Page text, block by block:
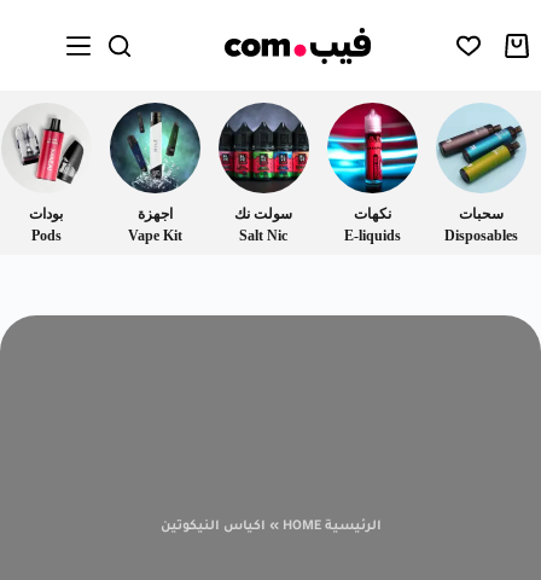
سحبات
Disposables
نكهات
E-liquids
سولت نك
Salt Nic
اجهزة
Vape Kit
بودات
Pods
الرئيسية HOME » اكياس النيكوتين